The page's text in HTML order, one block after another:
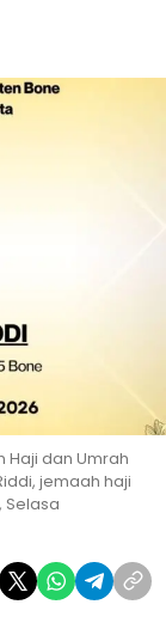
Haji dan Umrah
jemaah haji
Selasa